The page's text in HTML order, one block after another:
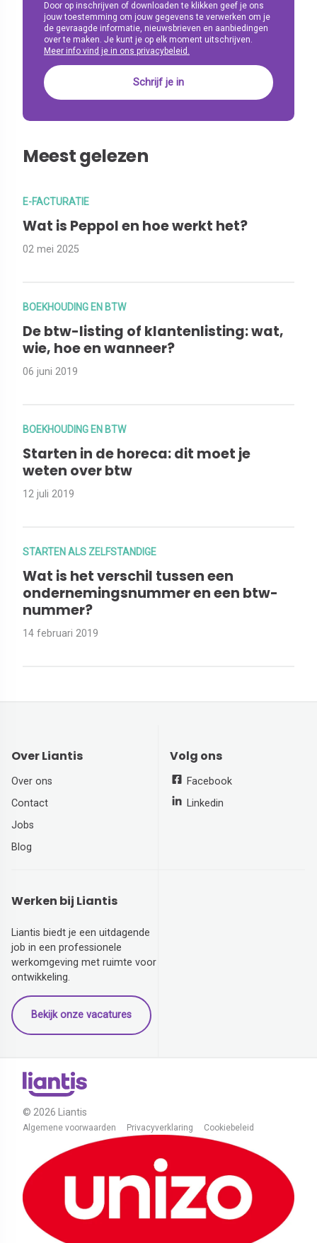
Door op inschrijven of downloaden te klikken geef je ons
jouw toestemming om jouw gegevens te verwerken om je
de gevraagde informatie, nieuwsbrieven en aanbiedingen
over te maken. Je kunt je op elk moment uitschrijven.
Meer info vind je in ons privacybeleid.
Meest gelezen
E-FACTURATIE
Wat is Peppol en hoe werkt het?
02 mei 2025
BOEKHOUDING EN BTW
De btw-listing of klantenlisting: wat,
wie, hoe en wanneer?
06 juni 2019
BOEKHOUDING EN BTW
Starten in de horeca: dit moet je
weten over btw
12 juli 2019
STARTEN ALS ZELFSTANDIGE
Wat is het verschil tussen een
ondernemingsnummer en een btw-
nummer?
14 februari 2019
Over Liantis
Over ons
Contact
Jobs
Blog
Volg ons
Facebook
Linkedin
Werken bij Liantis
Liantis biedt je een uitdagende
job in een professionele
werkomgeving met ruimte voor
ontwikkeling.
Bekijk onze vacatures
© 2026 Liantis
Algemene voorwaarden Privacyverklaring Cookiebeleid